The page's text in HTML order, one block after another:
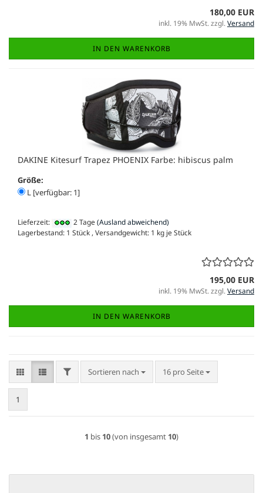
180,00 EUR
inkl. 19% MwSt. zzgl.Versand
IN DEN WARENKORB
DAKINE Kitesurf Trapez PHOENIX Farbe: hibiscus palm
Größe:
L [verfügbar: 1]
Lieferzeit: 2 Tage(Ausland abweichend)
Lagerbestand: 1 Stück , Versandgewicht: 1 kg je Stück
195,00 EUR
inkl. 19% MwSt. zzgl.Versand
IN DEN WARENKORB
FILTERSortieren nach
Sortieren nach 16 pro Seite
pro Seite
1
1 bis 10(von insgesamt 10)